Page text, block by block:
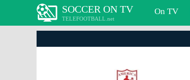
SOCCER ON TV
TELEFOOTBALL.net
On TV